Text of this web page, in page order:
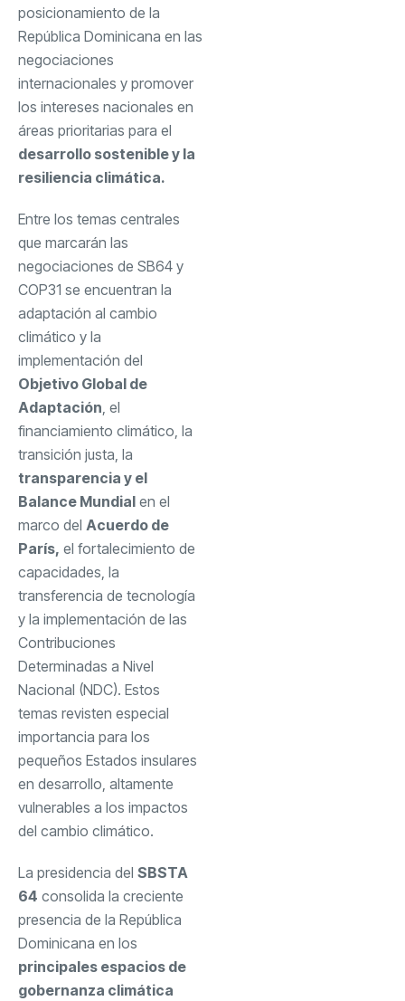
posicionamiento de la
República Dominicana en las
negociaciones
internacionales y promover
los intereses nacionales en
áreas prioritarias para el
desarrollo sostenible y la
resiliencia climática.
Entre los temas centrales
que marcarán las
negociaciones de SB64 y
COP31 se encuentran la
adaptación al cambio
climático y la
implementación del
Objetivo Global de
Adaptación, el
financiamiento climático, la
transición justa, la
transparencia y el
Balance Mundial en el
marco del Acuerdo de
París, el fortalecimiento de
capacidades, la
transferencia de tecnología
y la implementación de las
Contribuciones
Determinadas a Nivel
Nacional (NDC). Estos
temas revisten especial
importancia para los
pequeños Estados insulares
en desarrollo, altamente
vulnerables a los impactos
del cambio climático.
La presidencia del SBSTA
64 consolida la creciente
presencia de la República
Dominicana en los
principales espacios de
gobernanza climática